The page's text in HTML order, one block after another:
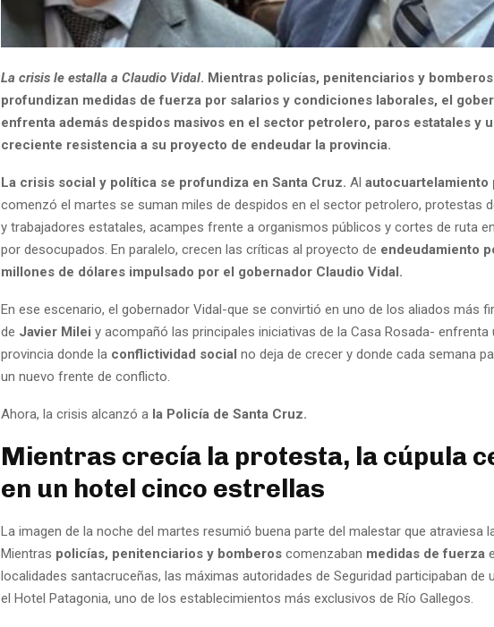
La crisis le estalla a Claudio Vidal. Mientras policías, penitenciarios y bomberos
profundizan medidas de fuerza por salarios y condiciones laborales, el
enfrenta además despidos masivos en el sector petrolero, paros estatales y
creciente resistencia a su proyecto de endeudar la provincia.
La crisis social y política se profundiza en Santa Cruz. Al autocuartelamiento
comenzó el martes se suman miles de despidos en el sector petrolero, protestas
y trabajadores estatales, acampes frente a organismos públicos y cortes de ruta
por desocupados. En paralelo, crecen las críticas al proyecto de endeudamiento
millones de dólares impulsado por el gobernador Claudio Vidal.
En ese escenario, el gobernador Vidal-que se convirtió en uno de los aliados más
de Javier Milei y acompañó las principales iniciativas de la Casa Rosada- enfrenta
provincia donde la conflictividad social no deja de crecer y donde cada semana
un nuevo frente de conflicto.
Ahora, la crisis alcanzó a la Policía de Santa Cruz.
Mientras crecía la protesta, la cúpula
en un hotel cinco estrellas
La imagen de la noche del martes resumió buena parte del malestar que atraviesa
Mientras policías, penitenciarios y bomberos comenzaban medidas de fuerza
localidades santacruceñas, las máximas autoridades de Seguridad participaban de
el Hotel Patagonia, uno de los establecimientos más exclusivos de Río Gallegos.